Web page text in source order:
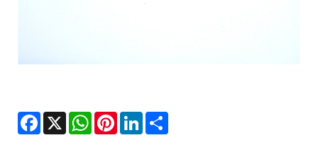
Facebook
X WhatsAppPinterestLinkedIn